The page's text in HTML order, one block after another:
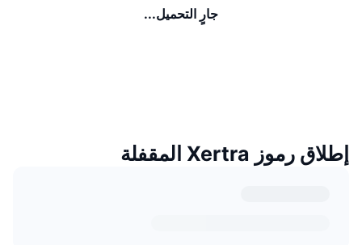
جارٍ التحميل...
إطلاق رموز Xertra المقفلة